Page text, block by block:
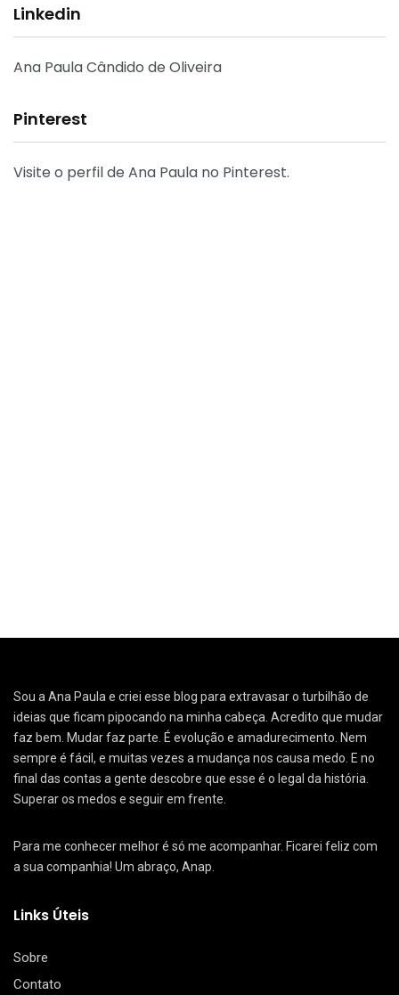
Linkedin
Ana Paula Cândido de Oliveira
Pinterest
Visite o perfil de Ana Paula no Pinterest.
Sou a Ana Paula e criei esse blog para extravasar o turbilhão de
ideias que ficam pipocando na minha cabeça. Acredito que mudar
faz bem. Mudar faz parte. É evolução e amadurecimento. Nem
sempre é fácil, e muitas vezes a mudança nos causa medo. E no
final das contas a gente descobre que esse é o legal da história.
Superar os medos e seguir em frente.
Para me conhecer melhor é só me acompanhar. Ficarei feliz com
a sua companhia! Um abraço, Anap.
Links Úteis
Sobre
Contato